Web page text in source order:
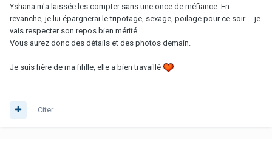
Yshana m'a laissée les compter sans une once de méfiance. En
revanche, je lui épargnerai le tripotage, sexage, poilage pour ce soir ... je
vais respecter son repos bien mérité.
Vous aurez donc des détails et des photos demain.
Je suis fière de ma fifille, elle a bien travaillé
Citer